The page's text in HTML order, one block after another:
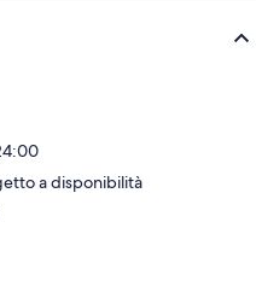
a disponibilità